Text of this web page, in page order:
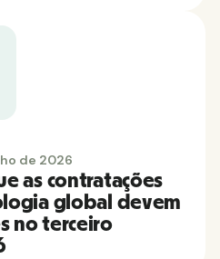
de 2026
as contratações
global devem
no terceiro